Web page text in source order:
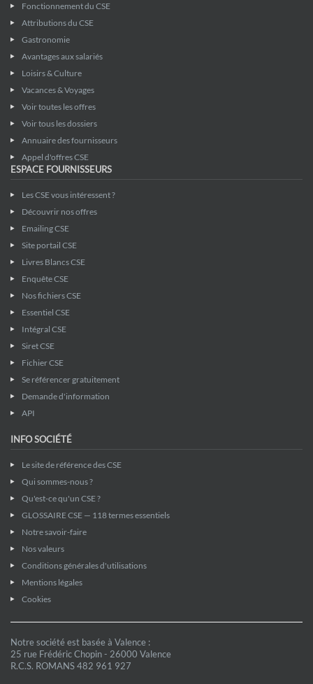
Fonctionnement du CSE
Attributions du CSE
Gastronomie
Avantages aux salariés
Loisirs & Culture
Vacances & Voyages
Voir toutes les offres
Voir tous les dossiers
Annuaire des fournisseurs
Appel d'offres CSE
ESPACE FOURNISSEURS
Les CSE vous intéressent ?
Découvrir nos offres
Emailing CSE
Site portail CSE
Livres Blancs CSE
Enquête CSE
Nos fichiers CSE
Essentiel CSE
Intégral CSE
Siret CSE
Fichier CSE
Se référencer gratuitement
Demande d'information
API
INFO SOCIÉTÉ
Le site de référence des CSE
Qui sommes-nous ?
Qu'est-ce qu'un CSE ?
GLOSSAIRE CSE — 118 termes essentiels
Notre savoir-faire
Nos valeurs
Conditions générales d'utilisations
Mentions légales
Cookies
Notre société est basée à Valence :
25 rue Frédéric Chopin - 26000 Valence
R.C.S. ROMANS 482 961 927